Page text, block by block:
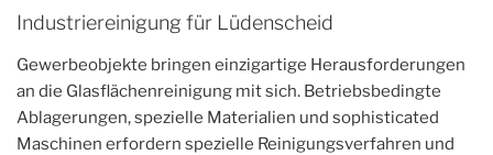
Industriereinigung für Lüdenscheid
Gewerbeobjekte bringen einzigartige Herausforderungen
an die Glasflächenreinigung mit sich. Betriebsbedingte
Ablagerungen, spezielle Materialien und sophisticated
Maschinen erfordern spezielle Reinigungsverfahren und